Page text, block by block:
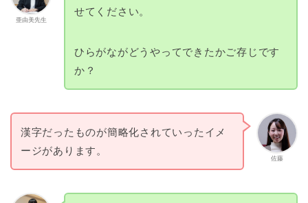
亜由美先生
せてください。
ひらがながどうやってできたかご存じです
か？
佐藤
漢字だったものが簡略化されていったイメ
ージがあります。